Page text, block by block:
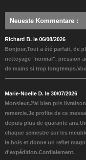
Neueste Kommentare :
Richard B. le 06/08/2026
Bonjour,Tout a été parfait, de
nettoyage "normal", pression
de mains si trop
Marie-Noelle D. le 30/07/2026
Monsieur,J'ai bien pris
remercie.Je profite de ce
depuis plus de quarante
chaque semestre sur les
le bois et donne un reflet
d'expédition.Cordialement.